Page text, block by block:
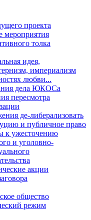
проекта
мероприятия
толка
идея,
империализм
любви...
дела ЮКОСа
пересмотра
де-либерализовать
и публичное право
к ужесточению
и уголовно-
акции
общество
режим